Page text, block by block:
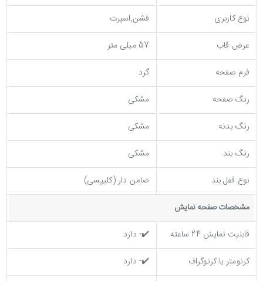
نوع کاربری
فشن,اسپرت
عرض قاب
57 میلی متر
فرم صفحه
گرد
رنگ صفحه
مشکی
رنگ بدنه
مشکی
رنگ بند
مشکی
نوع قفل بند
ضامن دار (کلیپسی)
مشخصات صفحه نمايش
قابلیت نمایش 24 ساعته
✔️- دارد
کرنومتر یا کرنوگراف
✔️- دارد